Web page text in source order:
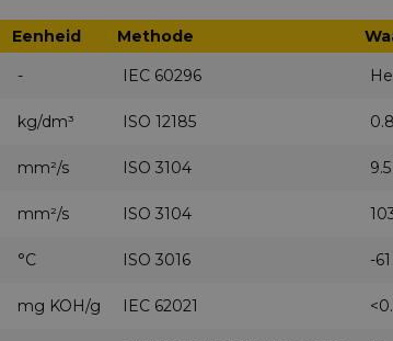
Eenheid Methode
- IEC 60296
kg/dm³ ISO 12185
mm²/s ISO 3104 9.5
mm²/s ISO 3104
°C ISO 3016 -61
mg KOH/g IEC 62021